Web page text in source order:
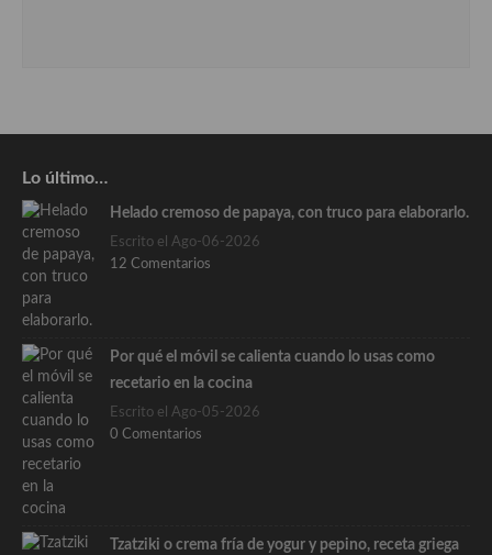
Lo último…
Helado cremoso de papaya, con truco para elaborarlo.
Escrito el Ago-06-2026
12 Comentarios
Por qué el móvil se calienta cuando lo usas como
recetario en la cocina
Escrito el Ago-05-2026
0 Comentarios
Tzatziki o crema fría de yogur y pepino, receta griega